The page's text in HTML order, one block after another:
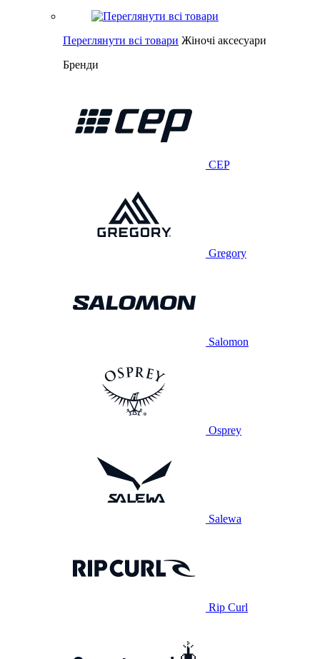
Переглянути всі товари Жіночі аксесуари
Бренди
CEP
Gregory
Salomon
Osprey
Salewa
Rip Curl